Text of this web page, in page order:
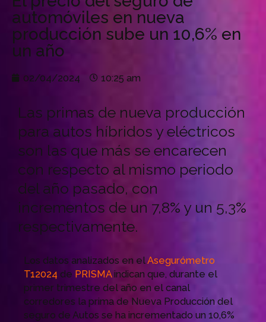
automóviles en nueva
producción sube un 10,6% en
un año
02/04/2024 10:25 am
Las primas de nueva producción
para autos híbridos y eléctricos
son las que más se encarecen
con respecto al mismo periodo
del año pasado, con
incrementos de un 7,8% y un 5,3%
respectivamente.
Los datos analizados en elAsegurómetro
T12024 de PRISMAindican que, durante el
primer trimestre del año en el canal
corredores la prima de Nueva Producción del
seguro de Autos se ha incrementado un 10,6%